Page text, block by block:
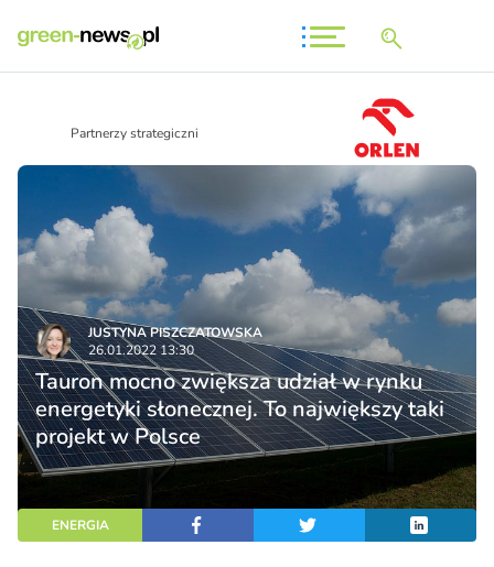
Partnerzy strategiczni
JUSTYNA PISZCZATOWSKA
26.01.2022 13:30
Tauron mocno zwiększa udział w rynku
energetyki słonecznej. To największy taki
projekt w Polsce
ENERGIA